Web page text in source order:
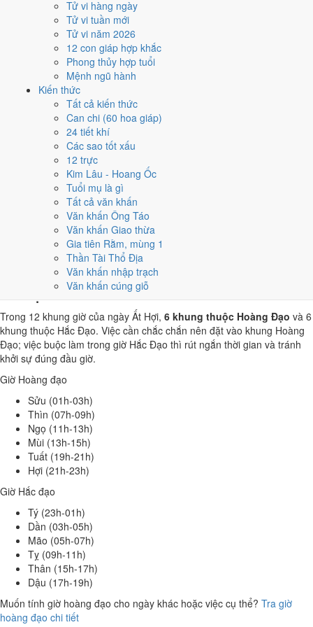
Tử vi hàng ngày
Tử vi tuần mới
Tử vi năm 2026
12 con giáp hợp khắc
Phong thủy hợp tuổi
Mệnh ngũ hành
Kiến thức
Tất cả kiến thức
Can chi (60 hoa giáp)
24 tiết khí
Các sao tốt xấu
12 trực
Kim Lâu - Hoang Ốc
Tuổi mụ là gì
Tất cả văn khấn
Văn khấn Ông Táo
Văn khấn Giao thừa
Gia tiên Rằm, mùng 1
Thần Tài Thổ Địa
Văn khấn nhập trạch
Văn khấn cúng giỗ
Hợi, nhờ người tuổi này thay mặt động thổ hoặc nhận lễ giúp
giảm phần xung của gia chủ. Cách chọn người mượn tuổi xem
hướng dẫn xem tuổi làm nhà
Các cách trên dựa trên quy tắc lịch pháp truyền thống, mang tính
tham khảo văn hóa - tín ngưỡng, không thay thế quyết định chuyên
môn của bạn.
Giờ hoàng đạo ngày 7/11/2024 là
những giờ nào?
Ngày Ất Hợi có6 giờ Hoàng Đạo:
Ngọ (11h-13h), Mùi (13h-15h), Tuất (19h-21h), Hợi (21h-23h)
Khung dễ sắp xếp nhất trong giờ hành chính là
khung Hắc Đạo nên né khi ký kết hoặc xuất hành.
6 8 9 10 11 12 13 14 15
Hoàng đạo (tốt) Hắc đạo (xấu) Giờ hiện tại
6 giờ Hoàng Đạo và 6 giờ Hắc Đạo ngày
Trong 12 khung giờ của ngày Ất Hợi, 6 khung thuộc Hoàng Đạo và 6
khung thuộc Hắc Đạo. Việc cần chắc chắn nên đặt vào khung Hoàng
Đạo; việc buộc làm trong giờ Hắc Đạo thì rút ngắn thời gian và tránh
khởi sự đúng đầu giờ.
Giờ Hoàng đạo
Sửu (01h-03h)
Thìn (07h-09h)
Ngọ (11h-13h)
Mùi (13h-15h)
Tuất (19h-21h)
Hợi (21h-23h)
Giờ Hắc đạo
Tý (23h-01h)
Dần (03h-05h)
Mão (05h-07h)
Tỵ (09h-11h)
Thân (15h-17h)
Dậu (17h-19h)
Muốn tính giờ hoàng đạo cho ngày khác hoặc việc cụ thể? Tra giờ
hoàng đạo chi tiết